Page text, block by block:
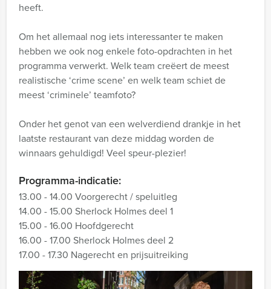
heeft.
Om het allemaal nog iets interessanter te maken
hebben we ook nog enkele foto-opdrachten in het
programma verwerkt. Welk team creëert de meest
realistische ‘crime scene’ en welk team schiet de
meest ‘criminele’ teamfoto?
Onder het genot van een welverdiend drankje in het
laatste restaurant van deze middag worden de
winnaars gehuldigd! Veel speur-plezier!
Programma-indicatie:
13.00 - 14.00 Voorgerecht / speluitleg
14.00 - 15.00 Sherlock Holmes deel 1
15.00 - 16.00 Hoofdgerecht
16.00 - 17.00 Sherlock Holmes deel 2
17.00 - 17.30 Nagerecht en prijsuitreiking